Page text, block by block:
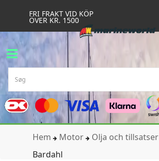
FRI FRAKT VID KÖP
ÖVER KR. 1500
Hem Motor Olja och tillsatser
Bardahl